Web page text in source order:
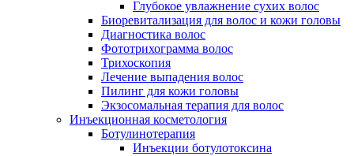
Глубокое увлажнение сухих волос
Биоревитализация для волос и кожи головы
Диагностика волос
Фототрихограмма волос
Трихоскопия
Лечение выпадения волос
Пилинг для кожи головы
Экзосомальная терапия для волос
Инъекционная косметология
Ботулинотерапия
Инъекции ботулотоксина